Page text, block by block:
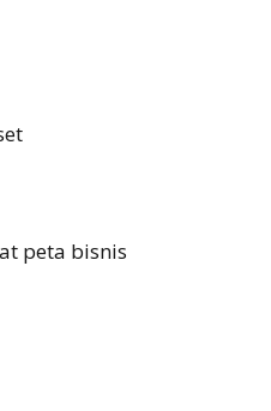
peta bisnis